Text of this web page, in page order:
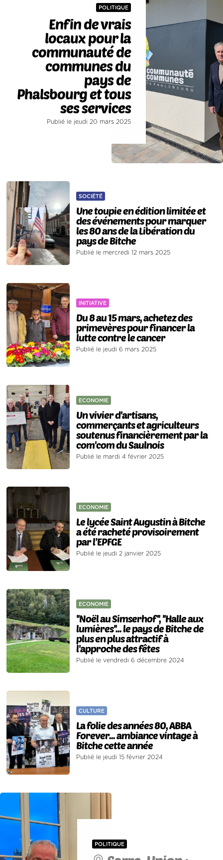
POLITIQUE
Enfin de vrais
locaux pour la
communauté de
communes du
pays de
Phalsbourg et tous
ses services
Publié le jeudi 20 mars 2025
SOCIÉTÉ
Une toupie en édition limitée et
des événements pour marquer
les 80 ans de la Libération du
pays de Bitche
Publié le mercredi 12 mars 2025
INITIATIVE
Du 8 au 15 mars, achetez des
primevères pour financer la
lutte contre le cancer
Publié le jeudi 6 mars 2025
ECONOMIE
Un vivier d'artisans,
commerçants et agriculteurs
soutenus financièrement par la
com'com du Saulnois
Publié le mardi 4 février 2025
ECONOMIE
Le lycée Saint Augustin à Bitche
a été racheté provisoirement
par l’EPFGE
Publié le jeudi 2 janvier 2025
ECONOMIE
''Noël au Simserhof'', ''Halle aux
lumières''... le pays de Bitche de
plus en plus attractif à
l'approche des fêtes
Publié le vendredi 6 décembre 2024
CULTURE
La folie des années 80, ABBA
Forever... ambiance vintage à
Bitche cette année
Publié le jeudi 15 février 2024
POLITIQUE